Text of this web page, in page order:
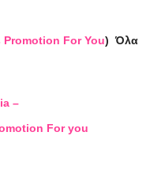
Promotion For You) Όλα
–
For you